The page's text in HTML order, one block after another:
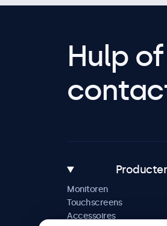
Hulp
Monitoren
Touchscreens
Accessoires